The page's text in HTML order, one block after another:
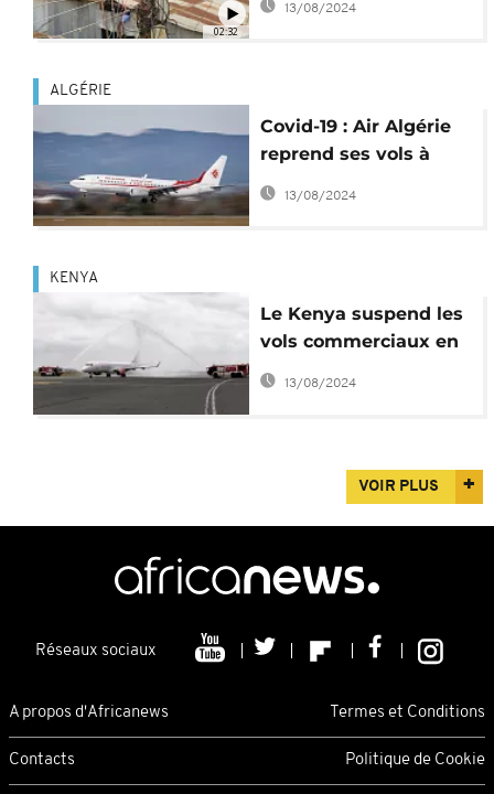
02:32
13/08/2024
ALGÉRIE
Covid-19 : Air Algérie
reprend ses vols à
partir du 1er juin
13/08/2024
KENYA
Le Kenya suspend les
vols commerciaux en
direction de la
13/08/2024
VOIR PLUS
Réseaux sociaux
A propos d'Africanews Termes et Conditions
Contacts Politique de Cookie